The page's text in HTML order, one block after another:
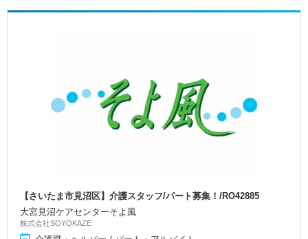
【さいたま市見沼区】介護スタッフ/パート募集！/RO42885
大宮見沼ケアセンターそよ風
株式会社SOYOKAZE